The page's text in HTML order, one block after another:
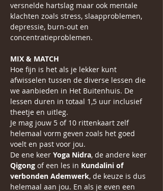
versnelde hartslag maar ook mentale
klachten zoals stress, slaapproblemen,
depressie, burn-out en
concentratieproblemen.
MIX & MATCH
Hoe fijn is het als je lekker kunt
afwisselen tussen de diverse lessen die
we aanbieden in Het Buitenhuis. De
lessen duren in totaal 1,5 uur inclusief
theetje en uitleg.
Je mag jouw 5 of 10 rittenkaart zelf
helemaal vorm geven zoals het goed
voelt en past voor jou.
De ene keer Yoga Nidra, de andere keer
Qigong of een les in Kundalini of
verbonden Ademwerk, de keuze is dus
helemaal aan jou. En als je even een